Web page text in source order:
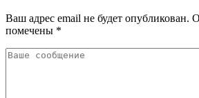
Ваш адрес email не будет опубликован.
помечены *